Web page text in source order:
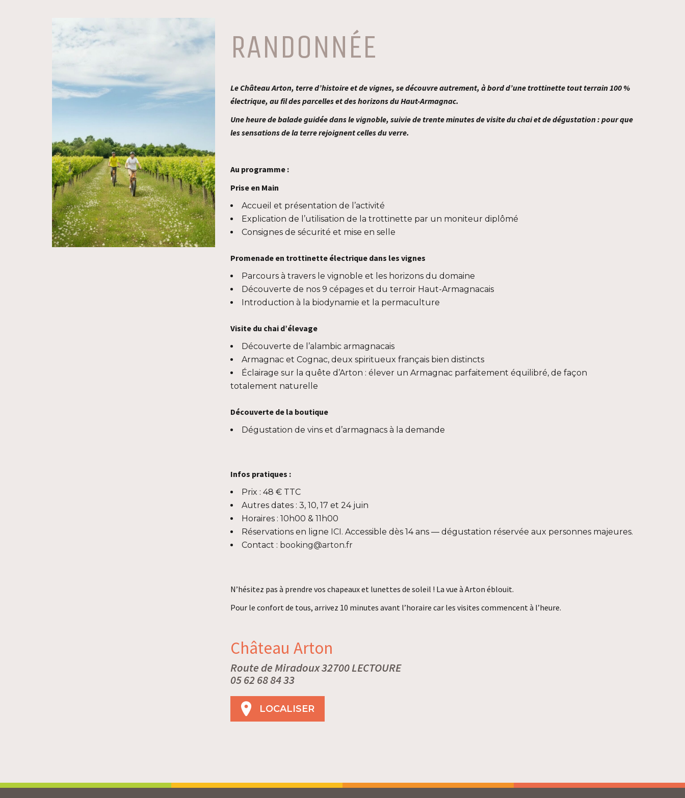
RANDONNÉE
Le Château Arton, terre d’histoire et de vignes, se découvre autrement, à bord d’une trottinette tout terrain 100 %
électrique, au fil des parcelles et des horizons du Haut-Armagnac.
Une heure de balade guidée dans le vignoble, suivie de trente minutes de visite du chai et de dégustation : pour que
les sensations de la terre rejoignent celles du verre.
Au programme :
Prise en Main
Accueil et présentation de l’activité
Explication de l’utilisation de la trottinette par un moniteur diplômé
Consignes de sécurité et mise en selle
Promenade en trottinette électrique dans les vignes
Parcours à travers le vignoble et les horizons du domaine
Découverte de nos 9 cépages et du terroir Haut-Armagnacais
Introduction à la biodynamie et la permaculture
Visite du chai d’élevage
Découverte de l’alambic armagnacais
Armagnac et Cognac, deux spiritueux français bien distincts
Éclairage sur la quête d’Arton : élever un Armagnac parfaitement équilibré, de façon
totalement naturelle
Découverte de la boutique
Dégustation de vins et d’armagnacs à la demande
Infos pratiques :
Prix : 48 € TTC
Autres dates : 3, 10, 17 et 24 juin
Horaires : 10h00 & 11h00
Réservations en ligne ICI. Accessible dès 14 ans — dégustation réservée aux personnes majeures.
Contact : booking@arton.fr
N’hésitez pas à prendre vos chapeaux et lunettes de soleil ! La vue à Arton éblouit.
Pour le confort de tous, arrivez 10 minutes avant l’horaire car les visites commencent à l’heure.
Château Arton
Route de Miradoux 32700 LECTOURE
05 62 68 84 33
LOCALISER